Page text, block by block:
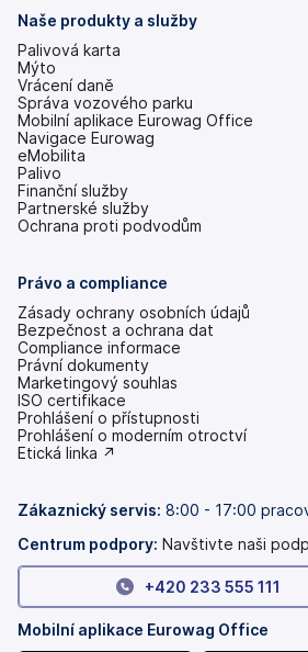
Naše produkty a služby
Palivová karta
Mýto
Vrácení daně
Správa vozového parku
Mobilní aplikace Eurowag Office
Navigace Eurowag
eMobilita
Palivo
Finanční služby
Partnerské služby
Ochrana proti podvodům
Právo a compliance
Zásady ochrany osobních údajů
Bezpečnost a ochrana dat
Compliance informace
Právní dokumenty
Marketingový souhlas
ISO certifikace
Prohlášení o přístupnosti
(se
v
Prohlášení o moderním otroctví
(se
záložkách)
Etická linka ↗
Zákaznický servis: 8:00 - 17:00
Centrum podpory: Navštivte naši
+420 233 555 111
Mobilní aplikace Eurowag Office